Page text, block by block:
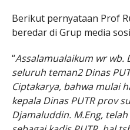
Berikut pernyataan Prof
beredar di Grup media
“Assalamualaikum wr wb.
seluruh teman2 Dinas
Ciptakarya, bahwa mulai
kepala Dinas PUTR prov
Djamaluddin. M.Eng,